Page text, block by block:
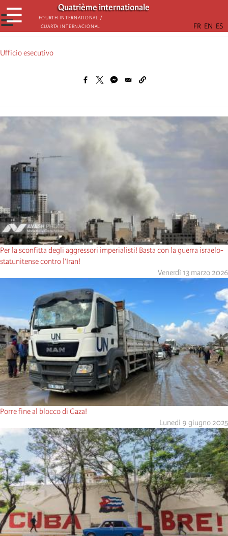
Skip
to
main
Quatrième internationale
Fourth International /
Cuarta Internacional
☰
☰
Ufficio esecutivo
Per la sconfitta degli aggressori imperialisti! Basta con la guerra israelo-
statunitense contro l’Iran!
Venerdì 13 marzo 2026
Porre fine al blocco di Gaza!
Lunedi 9 giugno 2025